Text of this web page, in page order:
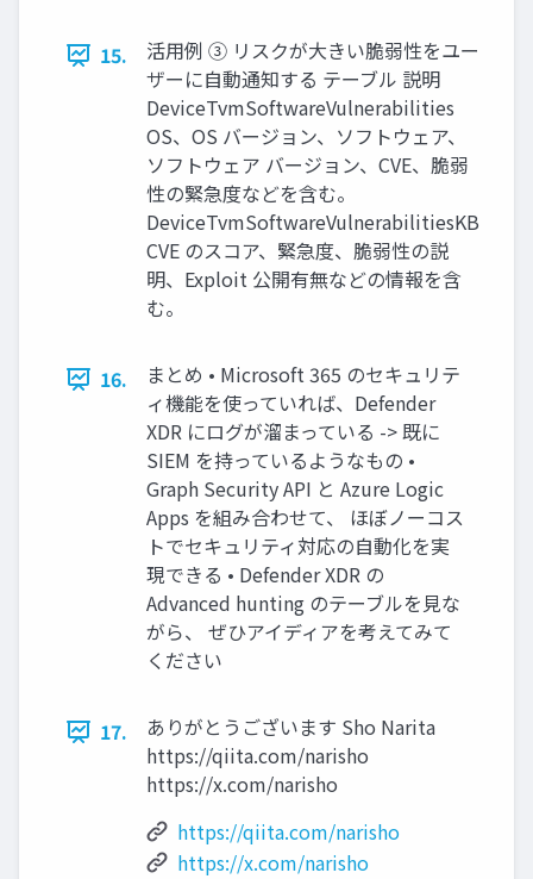
15.
活用例 ③ リスクが大きい脆弱性をユー
ザーに自動通知する テーブル 説明
DeviceTvmSoftwareVulnerabilities
OS、OS バージョン、ソフトウェア、
ソフトウェア バージョン、CVE、脆弱
性の緊急度などを含む。
DeviceTvmSoftwareVulnerabilitiesKB
CVE のスコア、緊急度、脆弱性の説
明、Exploit 公開有無などの情報を含
む。
16.
まとめ • Microsoft 365 のセキュリテ
ィ機能を使っていれば、Defender
XDR にログが溜まっている -> 既に
SIEM を持っているようなもの •
Graph Security API と Azure Logic
Apps を組み合わせて、 ほぼノーコス
トでセキュリティ対応の自動化を実
現できる • Defender XDR の
Advanced hunting のテーブルを見な
がら、 ぜひアイディアを考えてみて
ください
17.
ありがとうございます Sho Narita
https://qiita.com/narisho
https://x.com/narisho
https://qiita.com/narisho
https://x.com/narisho